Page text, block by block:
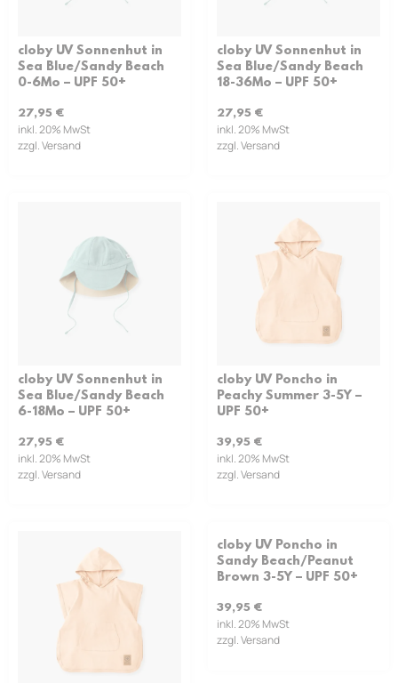
cloby UV Sonnenhut in
Sea Blue/Sandy Beach
0-6Mo – UPF 50+
27,95 €
inkl. 20% MwSt
zzgl. Versand
cloby UV Sonnenhut in
Sea Blue/Sandy Beach
18-36Mo – UPF 50+
27,95 €
inkl. 20% MwSt
zzgl. Versand
cloby UV Sonnenhut in
Sea Blue/Sandy Beach
6-18Mo – UPF 50+
27,95 €
inkl. 20% MwSt
zzgl. Versand
cloby UV Poncho in
Peachy Summer 3-5Y –
UPF 50+
39,95 €
inkl. 20% MwSt
zzgl. Versand
cloby UV Poncho in
Sandy Beach/Peanut
Brown 3-5Y – UPF 50+
39,95 €
inkl. 20% MwSt
zzgl. Versand